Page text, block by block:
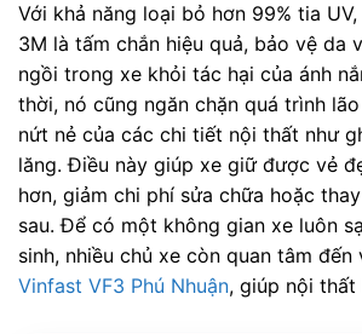
Với khả năng loại bỏ hơn 99% tia
3M là tấm chắn hiệu quả, bảo vệ da
ngồi trong xe khỏi tác hại của ánh
thời, nó cũng ngăn chặn quá trình
nứt nẻ của các chi tiết nội thất như
lăng. Điều này giúp xe giữ được vẻ
hơn, giảm chi phí sửa chữa hoặc
sau. Để có một không gian xe luôn
sinh, nhiều chủ xe còn quan tâm đến
Vinfast VF3 Phú Nhuận, giúp nội thất